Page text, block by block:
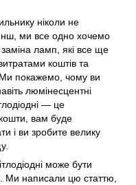
ніколи не
ми все одно хочемо
ламп, які все ще
коштів та
Ми покажемо, чому ви
люмінесцентні
— це
вам буде
і ви зробите велику
може бути
Ми написали цю статтю,